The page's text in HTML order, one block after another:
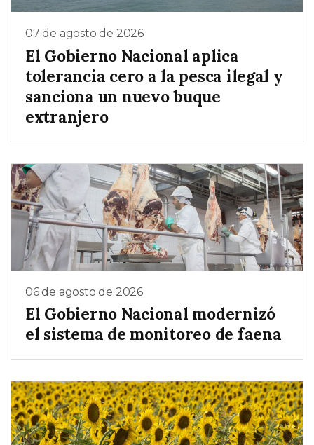
07 de agosto de 2026
El Gobierno Nacional aplica
tolerancia cero a la pesca ilegal y
sanciona un nuevo buque
extranjero
06 de agosto de 2026
El Gobierno Nacional modernizó
el sistema de monitoreo de faena